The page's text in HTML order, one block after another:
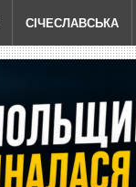
СІЧЕСЛАВСЬКА